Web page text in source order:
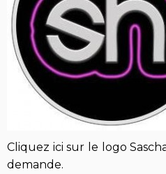
Cliquez ici sur le logo
demande.